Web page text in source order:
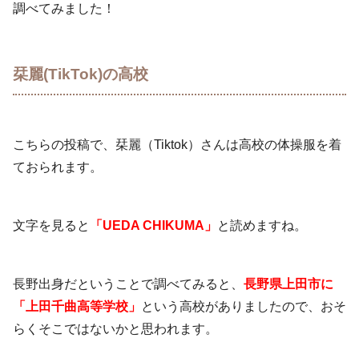
調べてみました！
栞麗(TikTok)の高校
こちらの投稿で、栞麗（Tiktok）さんは高校の体操服を着
ておられます。
文字を見ると 「UEDA CHIKUMA」 と読めますね。
長野出身だということで調べてみると、 長野県上田市に
「上田千曲高等学校」 という高校がありましたので、おそ
らくそこではないかと思われます。